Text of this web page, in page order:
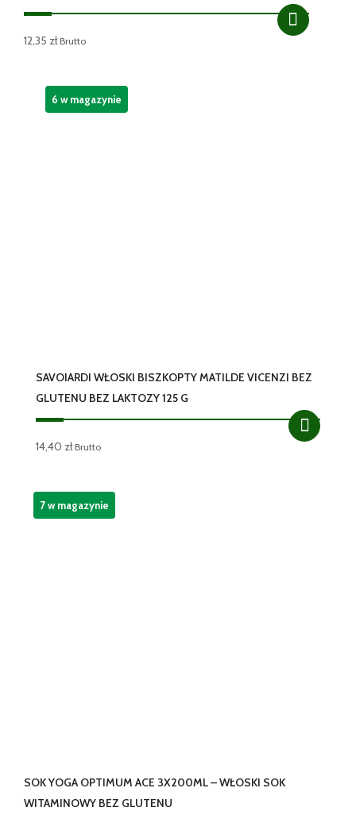
12,35 zł Brutto
SAVOIARDI WŁOSKI BISZKOPTY MATILDE VICENZI BEZ
GLUTENU BEZ LAKTOZY 125 G
14,40 zł Brutto
6 w magazynie
SOK YOGA OPTIMUM ACE 3X200ML – WŁOSKI SOK
WITAMINOWY BEZ GLUTENU
7 w magazynie